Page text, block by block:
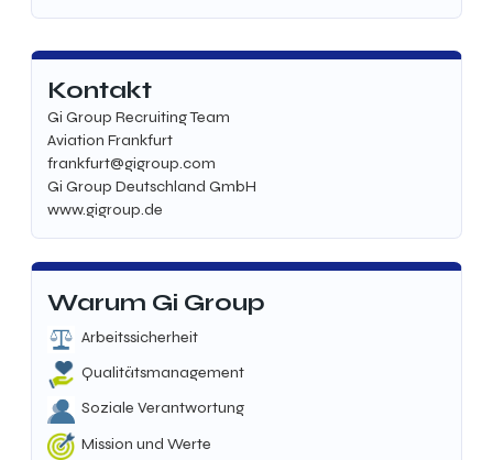
Kontakt
Gi Group Recruiting Team
Aviation Frankfurt
frankfurt@gigroup.com
Gi Group Deutschland GmbH
www.gigroup.de
Warum Gi Group
Arbeitssicherheit
Qualitätsmanagement
Soziale Verantwortung
Mission und Werte